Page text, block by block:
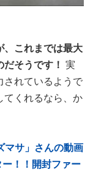
、これまでは最大
そうです！ 実
されているようで
てくれるなら、か
サ」さんの動画
！！開封ファー